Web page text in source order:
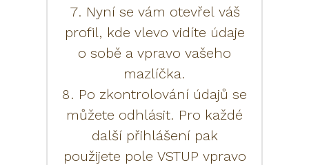
7. Nyní se vám otevřel váš
profil, kde vlevo vidíte údaje
o sobě a vpravo vašeho
mazlíčka.
8. Po zkontrolování údajů se
můžete odhlásit. Pro každé
další přihlášení pak
použijete pole VSTUP vpravo